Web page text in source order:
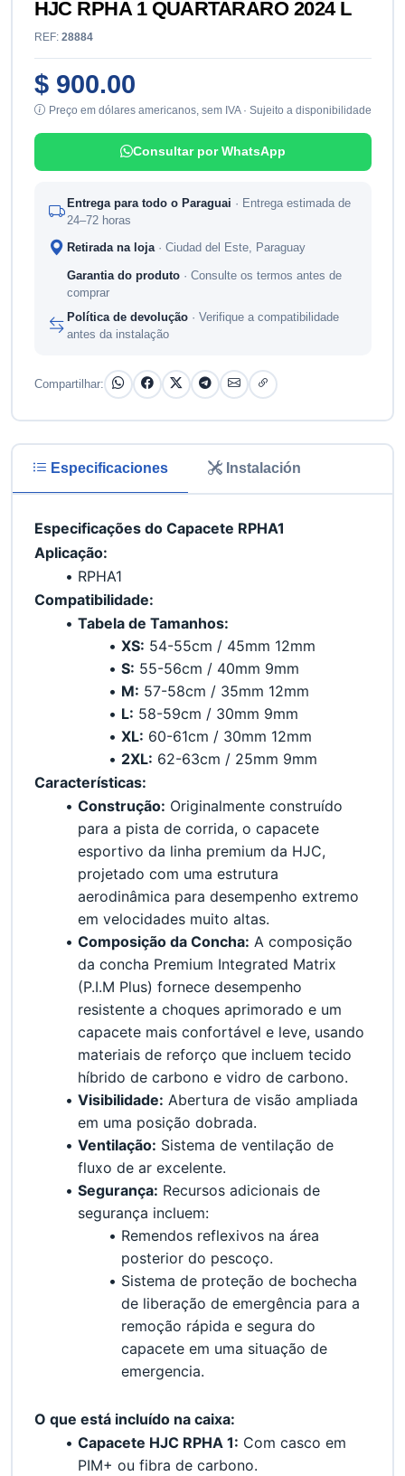
HJC RPHA 1 QUARTARARO 2024 L
REF: 28884
$ 900.00
Preço em dólares americanos, sem IVA · Sujeito a disponibilidade
Consultar por WhatsApp
Entrega para todo o Paraguai · Entrega estimada de
24–72 horas
Retirada na loja · Ciudad del Este, Paraguay
Garantia do produto · Consulte os termos antes de
comprar
Política de devolução · Verifique a compatibilidade
antes da instalação
Compartilhar:
Especificaciones Instalación
Especificações do Capacete RPHA1
Aplicação:
RPHA1
Compatibilidade:
Tabela de Tamanhos:
XS: 54-55cm / 45mm 12mm
S: 55-56cm / 40mm 9mm
M: 57-58cm / 35mm 12mm
L: 58-59cm / 30mm 9mm
XL: 60-61cm / 30mm 12mm
2XL: 62-63cm / 25mm 9mm
Características:
Construção: Originalmente construído
para a pista de corrida, o capacete
esportivo da linha premium da HJC,
projetado com uma estrutura
aerodinâmica para desempenho extremo
em velocidades muito altas.
Composição da Concha: A composição
da concha Premium Integrated Matrix
(P.I.M Plus) fornece desempenho
resistente a choques aprimorado e um
capacete mais confortável e leve, usando
materiais de reforço que incluem tecido
híbrido de carbono e vidro de carbono.
Visibilidade: Abertura de visão ampliada
em uma posição dobrada.
Ventilação: Sistema de ventilação de
fluxo de ar excelente.
Segurança: Recursos adicionais de
segurança incluem:
Remendos reflexivos na área
posterior do pescoço.
Sistema de proteção de bochecha
de liberação de emergência para a
remoção rápida e segura do
capacete em uma situação de
emergencia.
﻿O que está incluído na caixa:
Capacete HJC RPHA 1: Com casco em
PIM+ ou fibra de carbono.